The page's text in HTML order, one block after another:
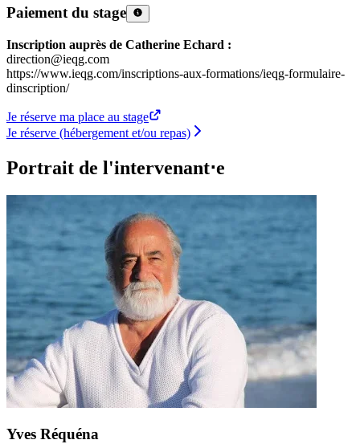
Paiement du stage
Inscription auprès de Catherine Echard :
direction@ieqg.com
https://www.ieqg.com/inscriptions-aux-formations/ieqg-formulaire-
dinscription/
Je réserve ma place au stage
Je réserve (hébergement et/ou repas)
Portrait de l'intervenant⋅e
Yves Réquéna